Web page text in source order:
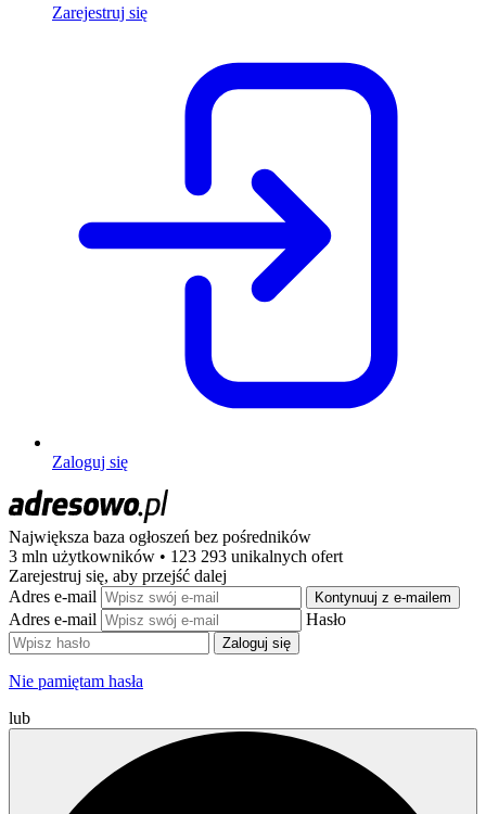
Zarejestruj się
Zaloguj się
Największa baza ogłoszeń bez pośredników
3 mln użytkowników • 123 293 unikalnych ofert
Zarejestruj się, aby przejść dalej
Adres e-mail
Kontynuuj z e-mailem
Adres e-mail Hasło
Zaloguj się
Nie pamiętam hasła
lub